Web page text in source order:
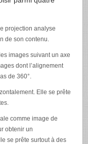
projection analyse
de son contenu.
images suivant un axe
dont l’alignement
de 360°.
Elle se prête
comme image de
obtenir un
se prête surtout à des